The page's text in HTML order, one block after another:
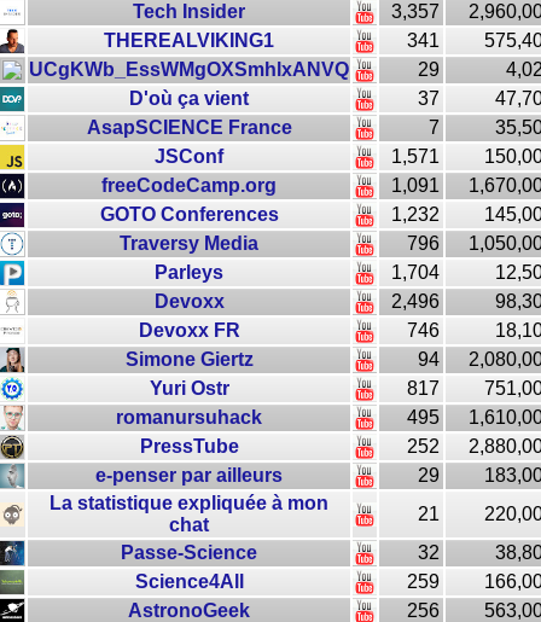
Tech Insider
3,357
THEREALVIKING1
341
UCgKWb_EssWMgOXSmhlxANVQ
29
D'où ça vient
37
AsapSCIENCE France
7
JSConf
1,571
freeCodeCamp.org
1,091
GOTO Conferences
1,232
Traversy Media
796
Parleys
1,704
Devoxx
2,496
Devoxx FR
746
Simone Giertz
94
Yuri Ostr
817
romanursuhack
495
PressTube
252
e-penser par ailleurs
29
La statistique expliquée à mon
chat
21
Passe-Science
32
Science4All
259
AstronoGeek
256